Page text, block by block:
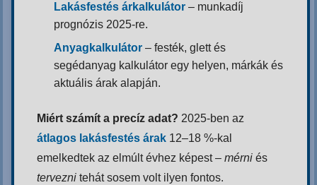
Lakásfestés árkalkulátor – munkadíj
prognózis 2025-re.
Anyagkalkulátor – festék, glett és
segédanyag kalkulátor egy helyen, márkák és
aktuális árak alapján.
Miért számít a precíz adat? 2025-ben az
átlagos lakásfestés árak 12–18 %-kal
emelkedtek az elmúlt évhez képest – mérni és
tervezni tehát sosem volt ilyen fontos.